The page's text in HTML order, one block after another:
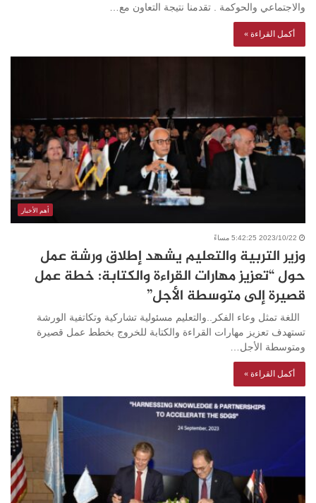
والاجتماعي والحوكمة . تقدمنا نتيجة التعاون مع…
أكمل القراءة »
أهم الأخبار
2023/10/22 5:42:25 مساءً
وزير التربية والتعليم يشهد إطلاق ورشة عمل
حول “تعزيز مهارات القراءة والكتابة: خطة عمل
قصيرة إلى متوسطة الأجل”
اللغة تمثل وعاء الفكر..والتعليم مسئولية تشاركية وتكاتفية الورشة
تستهدف تعزيز مهارات القراءة والكتابة للخروج بخطط عمل قصيرة
ومتوسطة الأجل…
أكمل القراءة »